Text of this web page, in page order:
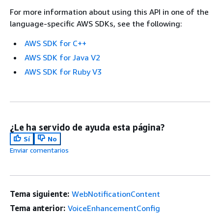
For more information about using this API in one of the
language-specific AWS SDKs, see the following:
AWS SDK for C++
AWS SDK for Java V2
AWS SDK for Ruby V3
¿Le ha servido de ayuda esta página?
Sí
No
Enviar comentarios
Tema siguiente: WebNotificationContent
Tema anterior: VoiceEnhancementConfig